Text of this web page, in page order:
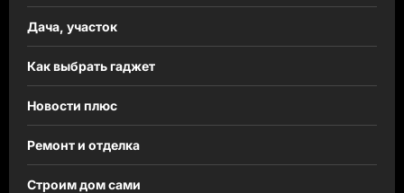
Дача, участок
Как выбрать гаджет
Новости плюс
Ремонт и отделка
Строим дом сами